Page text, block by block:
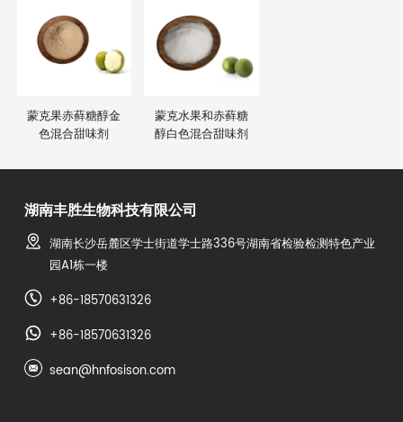
蒙克果赤藓糖醇金
色混合甜味剂
蒙克水果和赤藓糖
醇白色混合甜味剂
湖南丰胜生物科技有限公司
湖南长沙岳麓区学士街道学士路336号湖南省检验检测特色产业
园A1栋一楼
+86-18570631326
+86-18570631326
sean@hnfosison.com